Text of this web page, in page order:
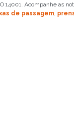
14001. Acompanhe as
de passagem,